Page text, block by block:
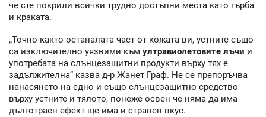
че сте покрили всички трудно достъпни места като гърба
и краката.
„Точно както останалата част от кожата ви, устните също
са изключително уязвими към ултравиолетовите лъчи и
употребата на слънцезащитни продукти върху тях е
задължителна“ казва д-р Жанет Граф. Не се препоръчва
нанасянето на едно и също слънцезащитно средство
върху устните и тялото, понеже освен че няма да има
дълготраен ефект ще има и странен вкус.